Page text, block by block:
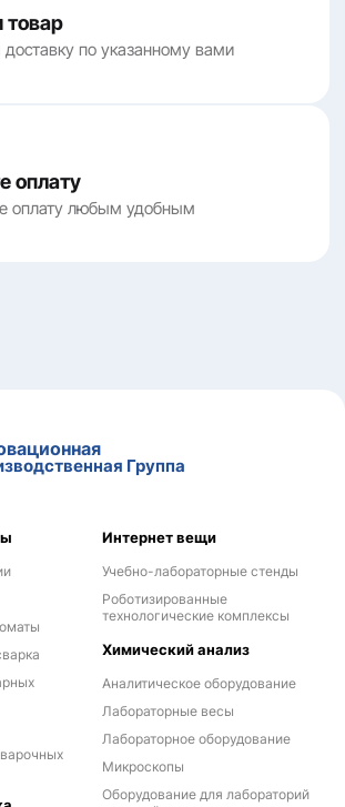
товар
по указанному вами
оплату
оплату любым удобным
Группа
Интернет вещи
Учебно-лабораторные стенды
Роботизированные
технологические комплексы
Химический анализ
Аналитическое оборудование
Лабораторные весы
Лабораторное оборудование
Микроскопы
Оборудование для лабораторий